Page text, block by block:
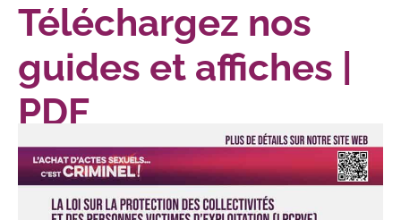
Téléchargez nos
guides et affiches |
PDF